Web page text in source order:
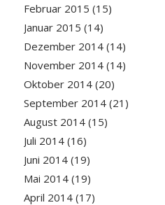
Februar 2015 (15)
Januar 2015 (14)
Dezember 2014(14)
November 2014(14)
Oktober 2014(20)
September 2014(21)
August 2014(15)
Juli 2014(16)
Juni 2014(19)
Mai 2014(19)
April 2014(17)